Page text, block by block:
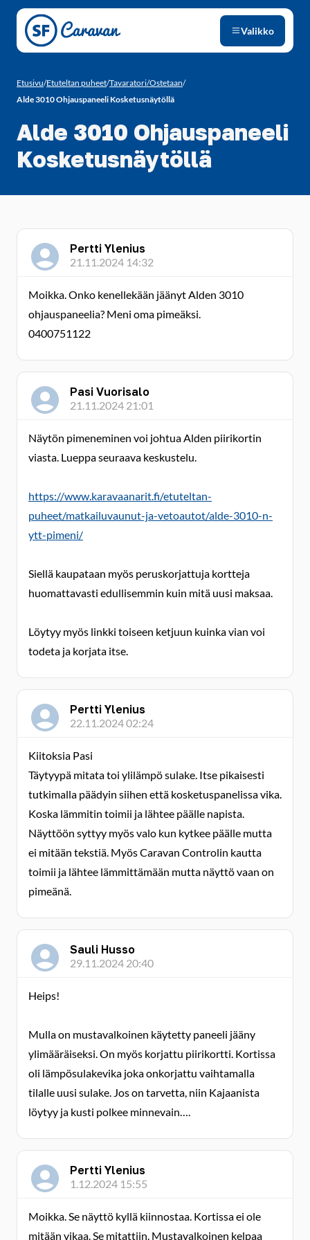
Siirry sivun sisältöön
Valikko
Etusivu/Etuteltan puheet/Tavaratori/Ostetaan/
Alde 3010 Ohjauspaneeli Kosketusnäytöllä
Alde 3010 Ohjauspaneeli
Kosketusnäytöllä
Pertti Ylenius
21.11.2024 14:32
Moikka. Onko kenellekään jäänyt Alden 3010
ohjauspaneelia? Meni oma pimeäksi.
0400751122
Pasi Vuorisalo
21.11.2024 21:01
Näytön pimeneminen voi johtua Alden piirikortin
viasta. Lueppa seuraava keskustelu.
https://www.karavaanarit.fi/etuteltan-
puheet/matkailuvaunut-ja-vetoautot/alde-3010-n-
ytt-pimeni/
Siellä kaupataan myös peruskorjattuja kortteja
huomattavasti edullisemmin kuin mitä uusi maksaa.
Löytyy myös linkki toiseen ketjuun kuinka vian voi
todeta ja korjata itse.
Pertti Ylenius
22.11.2024 02:24
Kiitoksia Pasi
Täytyypä mitata toi ylilämpö sulake. Itse pikaisesti
tutkimalla päädyin siihen että kosketuspanelissa vika.
Koska lämmitin toimii ja lähtee päälle napista.
Näyttöön syttyy myös valo kun kytkee päälle mutta
ei mitään tekstiä. Myös Caravan Controlin kautta
toimii ja lähtee lämmittämään mutta näyttö vaan on
pimeänä.
Sauli Husso
29.11.2024 20:40
Heips!
Mulla on mustavalkoinen käytetty paneeli jääny
ylimääräiseksi. On myös korjattu piirikortti. Kortissa
oli lämpösulakevika joka onkorjattu vaihtamalla
tilalle uusi sulake. Jos on tarvetta, niin Kajaanista
löytyy ja kusti polkee minnevain….
Pertti Ylenius
1.12.2024 15:55
Moikka. Se näyttö kyllä kiinnostaa. Kortissa ei ole
mitään vikaa. Se mitattiin. Mustavalkoinen kelpaa